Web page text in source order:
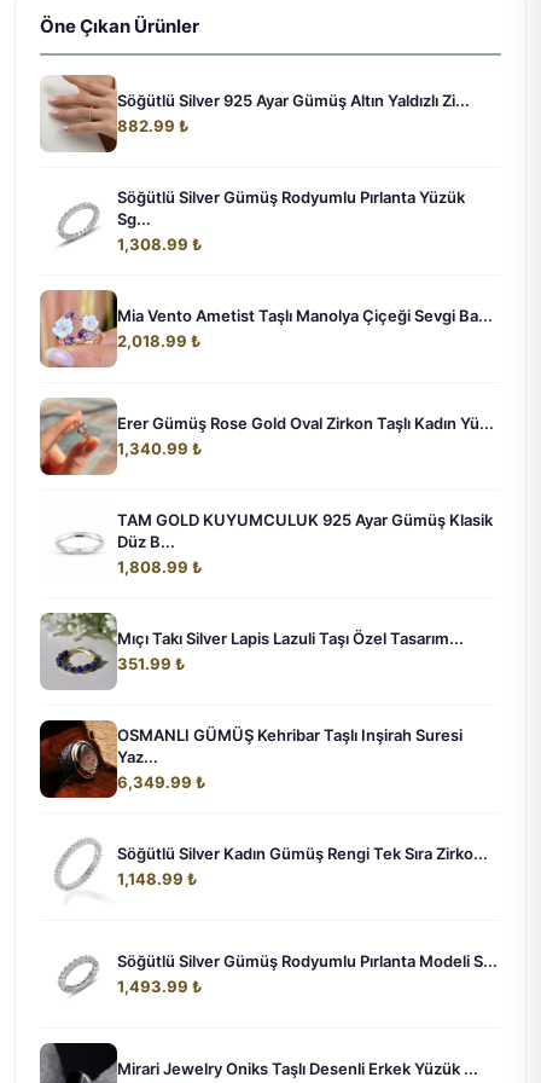
Öne Çıkan Ürünler
Söğütlü Silver 925 Ayar Gümüş Altın Yaldızlı Zi...
882.99 ₺
Söğütlü Silver Gümüş Rodyumlu Pırlanta Yüzük
Sg...
1,308.99 ₺
Mia Vento Ametist Taşlı Manolya Çiçeği Sevgi Ba...
2,018.99 ₺
Erer Gümüş Rose Gold Oval Zirkon Taşlı Kadın Yü...
1,340.99 ₺
TAM GOLD KUYUMCULUK 925 Ayar Gümüş Klasik
Düz B...
1,808.99 ₺
Mıçı Takı Silver Lapis Lazuli Taşı Özel Tasarım...
351.99 ₺
OSMANLI GÜMÜŞ Kehribar Taşlı Inşirah Suresi
Yaz...
6,349.99 ₺
Söğütlü Silver Kadın Gümüş Rengi Tek Sıra Zirko...
1,148.99 ₺
Söğütlü Silver Gümüş Rodyumlu Pırlanta Modeli S...
1,493.99 ₺
Mirari Jewelry Oniks Taşlı Desenli Erkek Yüzük ...